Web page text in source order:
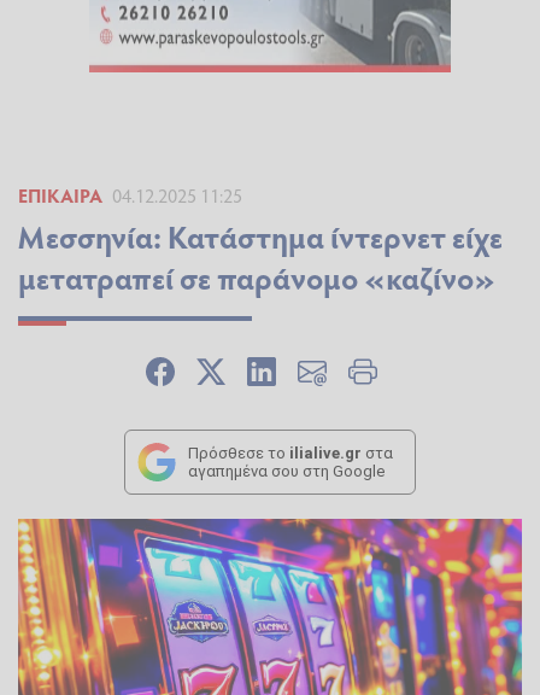
ΕΠΊΚΑΙΡΑ 04.12.2025 11:25
Μεσσηνία: Κατάστημα ίντερνετ είχε
μετατραπεί σε παράνομο «καζίνο»
Πρόσθεσε το ilialive.gr στα
αγαπημένα σου στη Google